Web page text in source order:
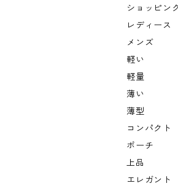
ショッピン
レディース
メンズ
軽い
軽量
薄い
薄型
コンパクト
ポーチ
上品
エレガント